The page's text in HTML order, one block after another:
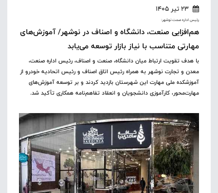
23 تیر 1405
رئیس اداره صمت نوشهر:
هم‌افزایی صنعت، دانشگاه و اصناف در نوشهر/ آموزش‌های
مهارتی متناسب با نیاز بازار توسعه می‌یابد
با هدف تقویت ارتباط میان دانشگاه، صنعت و اصناف، رئیس اداره صنعت،
معدن و تجارت نوشهر به همراه رئیس اتاق اصناف و رئیس اتحادیه خودرو از
آموزشکده ملی مهارت این شهرستان بازدید کردند و بر توسعه آموزش‌های
مهارت‌محور، کارآموزی دانشجویان و انعقاد تفاهم‌نامه همکاری تأکید شد.